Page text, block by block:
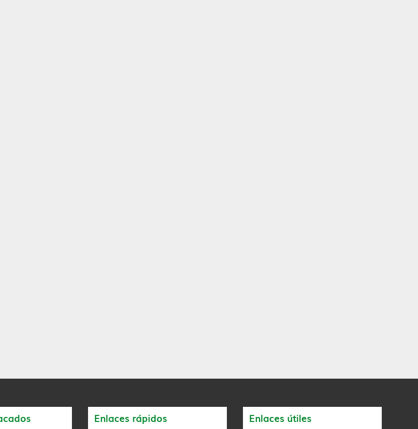
Enlaces rápidos Enlaces útiles